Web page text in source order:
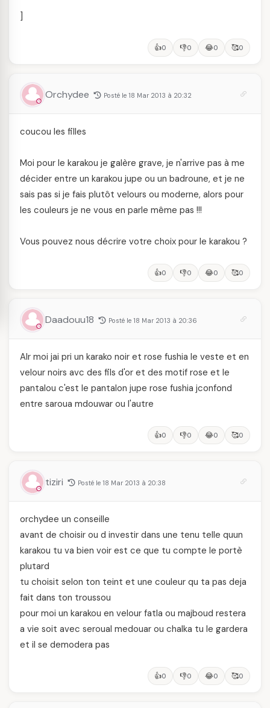
👍0 👎0 😂0 🥰0
Orchydee Posté le 18 Mar 2013 à 20:32
coucou les filles
Moi pour le karakou je galère grave, je n'arrive pas à me
décider entre un karakou jupe ou un badroune, et je ne
sais pas si je fais plutôt velours ou moderne, alors pour
les couleurs je ne vous en parle même pas !!!
Vous pouvez nous décrire votre choix pour le karakou ?
👍0 👎0 😂0 🥰0
Daadouu18 Posté le 18 Mar 2013 à 20:36
Alr moi jai pri un karako noir et rose fushia le veste et en
velour noirs avc des fils d'or et des motif rose et le
pantalou c'est le pantalon jupe rose fushia jconfond
entre saroua mdouwar ou l'autre
👍0 👎0 😂0 🥰0
tiziri Posté le 18 Mar 2013 à 20:38
orchydee un conseille
avant de choisir ou d investir dans une tenu telle quun
karakou tu va bien voir est ce que tu compte le portè
plutard
tu choisit selon ton teint et une couleur qu ta pas deja
fait dans ton troussou
pour moi un karakou en velour fatla ou majboud restera
a vie soit avec seroual medouar ou chalka tu le gardera
et il se demodera pas
👍0 👎0 😂0 🥰0